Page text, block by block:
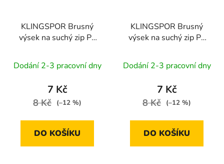
KLINGSPOR Brusný
výsek na suchý zip PL
Dodání 2-3 pracovní dny
7 Kč
8 Kč (–12 %)
DO KOŠÍKU
KLINGSPOR Brusný
výsek na suchý zip PL
Dodání 2-3 pracovní dny
7 Kč
8 Kč (–12 %)
DO KOŠÍKU